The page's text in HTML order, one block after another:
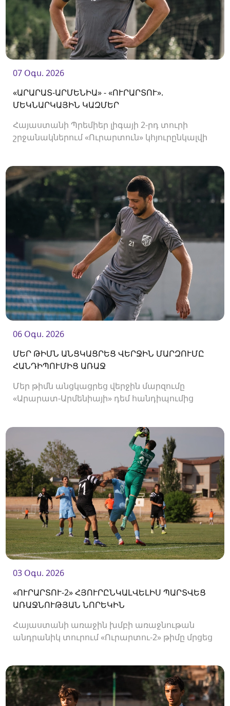
07 Օգս. 2026
«ԱՐԱՐԱՏ-ԱՐՄԵՆԻԱ» - «ՈՒՐԱՐՏՈՒ».
ՄԵԿՆԱՐԿԱՅԻՆ ԿԱԶՄԵՐ
Հայաստանի Պրեմիեր լիգայի 2-րդ տուրի
շրջանակներում «Ուրարտուն» կհյուրընկալվի
06 Օգս. 2026
ՄԵՐ ԹԻՄՆ ԱՆՑԿԱՑՐԵՑ ՎԵՐՋԻՆ ՄԱՐԶՈՒՄԸ
ՀԱՆԴԻՊՈՒՄԻՑ ԱՌԱՋ
Մեր թիմն անցկացրեց վերջին մարզումը
«Արարատ-Արմենիայի» դեմ հանդիպումից
03 Օգս. 2026
«ՈՒՐԱՐՏՈՒ-2» ՀՅՈՒՐԸՆԿԱԼՎԵԼԻՍ ՊԱՐՏՎԵՑ
ԱՌԱՋՆՈՒԹՅԱՆ ՆՈՐԵԿԻՆ
Հայաստանի առաջին խմբի առաջնութան
անդրանիկ տուրում «Ուրարտու-2» թիմը մրցեց